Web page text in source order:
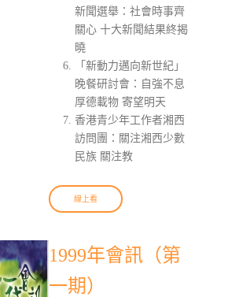
新聞選舉：社會時事齊
關心 十大新聞結果終揭
曉
「新動力邁向新世紀」
晚餐研討會：自強不息
厚德載物 寄望明天
香港青少年工作者湘西
訪問團：關注湘西少數
民族 關注教
線上看
1999年會訊（第
一期）